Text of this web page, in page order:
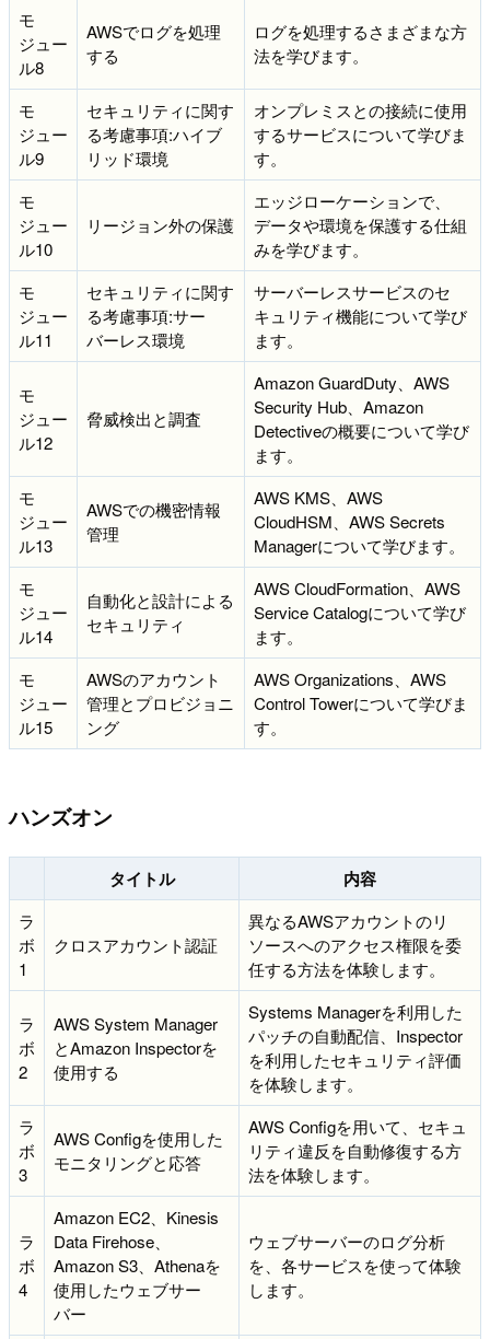
モ
ジュー
ル8
AWSでログを処理
する
ログを処理するさまざまな方
法を学びます。
モ
ジュー
ル9
セキュリティに関す
る考慮事項:ハイブ
リッド環境
オンプレミスとの接続に使用
するサービスについて学びま
す。
モ
ジュー
ル10
リージョン外の保護
エッジローケーションで、
データや環境を保護する仕組
みを学びます。
モ
ジュー
ル11
セキュリティに関す
る考慮事項:サー
バーレス環境
サーバーレスサービスのセ
キュリティ機能について学び
ます。
モ
ジュー
ル12
脅威検出と調査
Amazon GuardDuty、AWS
Security Hub、Amazon
Detectiveの概要について学び
ます。
モ
ジュー
ル13
AWSでの機密情報
管理
AWS KMS、AWS
CloudHSM、AWS Secrets
Managerについて学びます。
モ
ジュー
ル14
自動化と設計による
セキュリティ
AWS CloudFormation、AWS
Service Catalogについて学び
ます。
モ
ジュー
ル15
AWSのアカウント
管理とプロビジョニ
ング
AWS Organizations、AWS
Control Towerについて学びま
す。
ハンズオン
タイトル 内容
ラ
ボ
1
クロスアカウント認証
異なるAWSアカウントのリ
ソースへのアクセス権限を委
任する方法を体験します。
ラ
ボ
2
AWS System Manager
とAmazon Inspectorを
使用する
Systems Managerを利用した
パッチの自動配信、Inspector
を利用したセキュリティ評価
を体験します。
ラ
ボ
3
AWS Configを使用した
モニタリングと応答
AWS Configを用いて、セキュ
リティ違反を自動修復する方
法を体験します。
ラ
ボ
4
Amazon EC2、Kinesis
Data Firehose、
Amazon S3、Athenaを
使用したウェブサー
バー
ウェブサーバーのログ分析
を、各サービスを使って体験
します。